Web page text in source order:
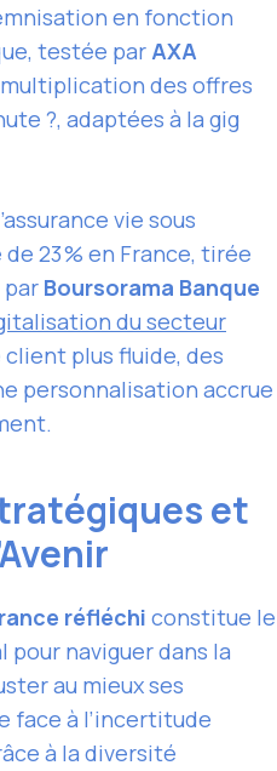
en fonction
testée par AXA
des offres
?, adaptées à la gig
vie sous
23 % en France, tirée
Boursorama Banque
du secteur
plus fluide, des
personnalisation accrue
et
réfléchi constitue le
pour naviguer dans la
au mieux ses
face à l’incertitude
à la diversité